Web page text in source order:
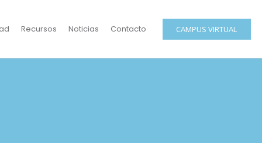
Recursos Noticias Contacto CAMPUS VIRTUAL